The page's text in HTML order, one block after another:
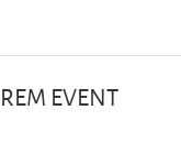
EVENT